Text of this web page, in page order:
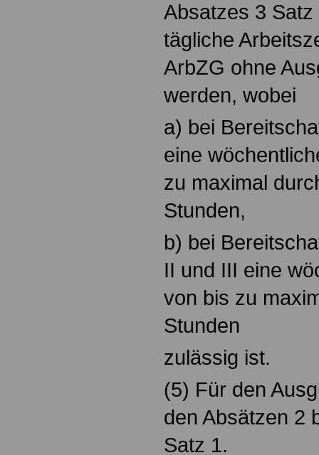
Absatzes 3
tägliche
ArbZG ohne
werden, wobei
a) bei
eine
zu maximal
Stunden,
b) bei
II und III eine
von bis zu
Stunden
zulässig ist.
(5) Für den
den Absätzen 2
Satz 1.